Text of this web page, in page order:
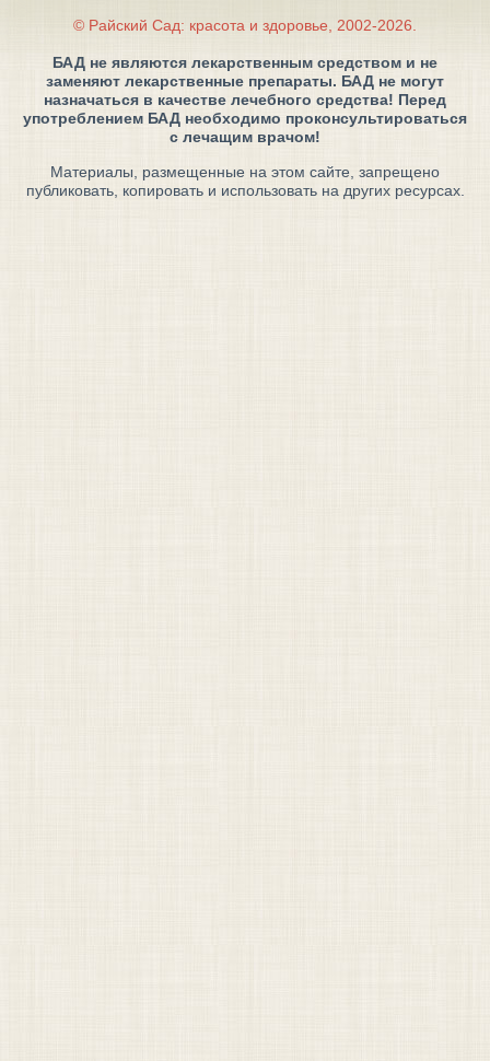
© Райский Сад: красота и здоровье, 2002-2026.
БАД не являются лекарственным средством и не
заменяют лекарственные препараты. БАД не могут
назначаться в качестве лечебного средства! Перед
употреблением БАД необходимо проконсультироваться
с лечащим врачом!
Материалы, размещенные на этом сайте, запрещено
публиковать, копировать и использовать на других ресурсах.